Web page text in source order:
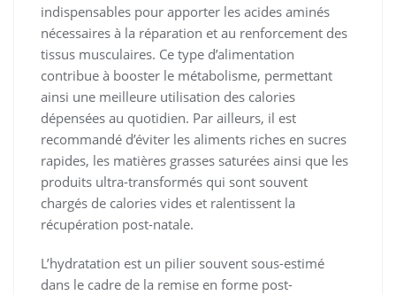
indispensables pour apporter les acides aminés
nécessaires à la réparation et au renforcement des
tissus musculaires. Ce type d’alimentation
contribue à booster le métabolisme, permettant
ainsi une meilleure utilisation des calories
dépensées au quotidien. Par ailleurs, il est
recommandé d’éviter les aliments riches en sucres
rapides, les matières grasses saturées ainsi que les
produits ultra-transformés qui sont souvent
chargés de calories vides et ralentissent la
récupération post-natale.
L’hydratation est un pilier souvent sous-estimé
dans le cadre de la remise en forme post-